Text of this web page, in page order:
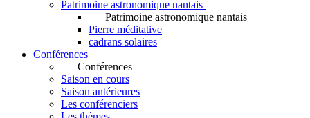
Patrimoine astronomique nantais
Patrimoine astronomique nantais
Pierre méditative
cadrans solaires
Conférences
Conférences
Saison en cours
Saison antérieures
Les conférenciers